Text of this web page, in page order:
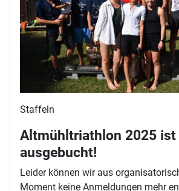
Staffeln
Altmühltriathlon 2025 ist
ausgebucht!
Leider können wir aus
Moment keine Anmeldungen mehr